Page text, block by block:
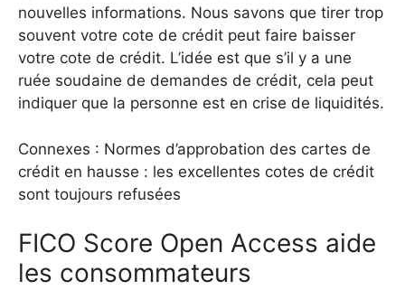
nouvelles informations. Nous savons que tirer trop
souvent votre cote de crédit peut faire baisser
votre cote de crédit. L’idée est que s’il y a une
ruée soudaine de demandes de crédit, cela peut
indiquer que la personne est en crise de liquidités.
Connexes : Normes d’approbation des cartes de
crédit en hausse : les excellentes cotes de crédit
sont toujours refusées
FICO Score Open Access aide
les consommateurs